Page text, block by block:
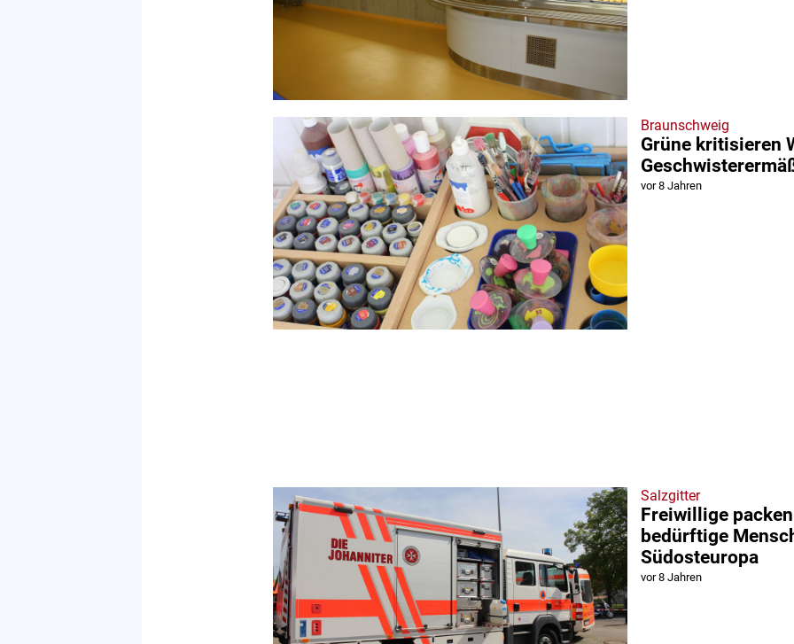
Braunschweig
Grüne kritisieren
vor 8 Jahren
Salzgitter
Freiwillige
bedürftige
Südosteuropa
vor 8 Jahren